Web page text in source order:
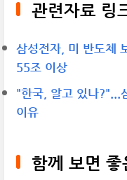
관련자료 링
삼성전자, 미 반도체
55조 이상
"한국, 알고 있나?"...
이유
함께 보면 좋